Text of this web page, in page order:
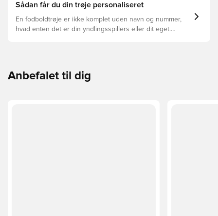
Sådan får du din trøje personaliseret
En fodboldtrøje er ikke komplet uden navn og nummer,
hvad enten det er din yndlingsspillers eller dit eget.
Anbefalet til dig